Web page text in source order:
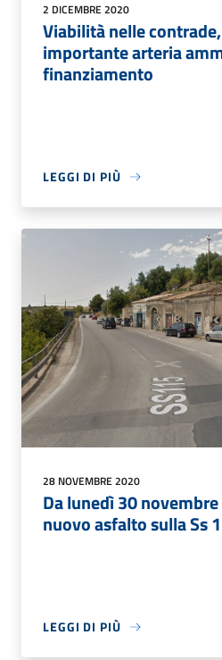
2 DICEMBRE 2020
Viabilità nelle
importante arteria
finanziamento
LEGGI DI PIÙ
28 NOVEMBRE 2020
Da lunedì 30
nuovo asfalto sulla Ss
LEGGI DI PIÙ